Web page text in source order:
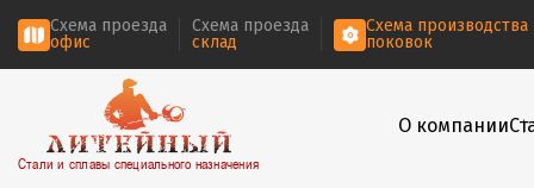
Схема проезда
офис
Схема проезда
склад
Схема производства
поковок
Стали и сплавы специального назначения
О компании